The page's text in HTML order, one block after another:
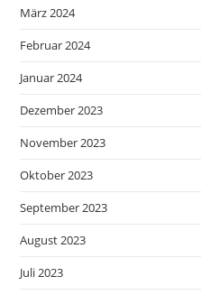
März 2024
Februar 2024
Januar 2024
Dezember 2023
November 2023
Oktober 2023
September 2023
August 2023
Juli 2023